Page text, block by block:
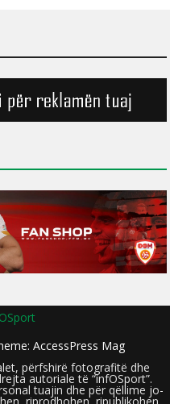
AccessPress Mag
përfshirë fotografitë dhe
autoriale të “infOSport”.
tuajin dhe për qëllime jo-